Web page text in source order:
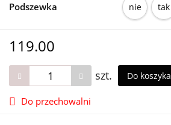
Podszewka nie tak
119.00
szt. Do koszyka
Do przechowalni